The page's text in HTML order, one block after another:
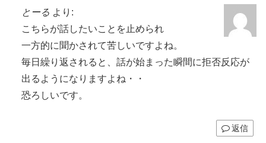
とーる より:
こちらが話したいことを止められ
一方的に聞かされて苦しいですよね。
毎日繰り返されると、話が始まった瞬間に拒否反応が
出るようになりますよね・・
恐ろしいです。
返信